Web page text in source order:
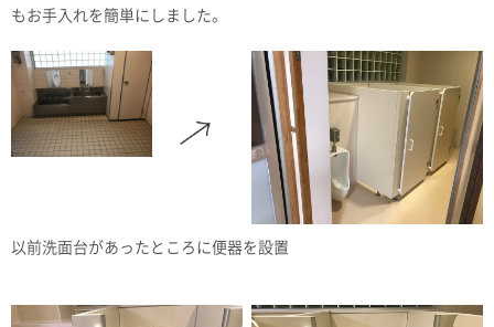
もお手入れを簡単にしました。
以前洗面台があったところに便器を設置